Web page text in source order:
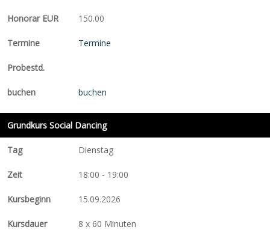
150.00
Termine
buchen
Grundkurs Social Dancing
Dienstag
18:00 - 19:00
15.09.2026
8 x 60 Minuten